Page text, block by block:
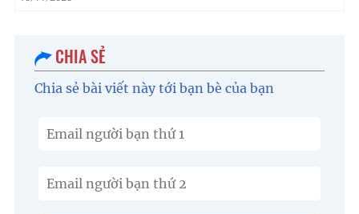
CHIA SẺ
Chia sẻ bài viết này tới bạn bè của bạn